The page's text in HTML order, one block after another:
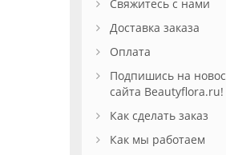
Свяжитесь с нами
Доставка заказа
Оплата
Подпишись на
сайта Beautyflora.ru!
Как сделать заказ
Как мы работаем